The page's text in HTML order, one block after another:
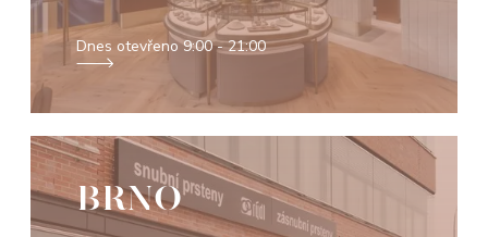
Dnes otevřeno9:00 - 21:00
BRNO